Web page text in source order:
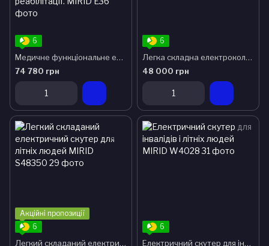
6
Медичне функціональне електроліжко з туалетом MIRID E36. Широке ліжко для інваліда. Ліжко для реабілітації.
74 780 грн
6
Легка складна електроколяска для інвалідів MIRID D6029 (Батарея ємкість 6Ач)
48 000 грн
Акційні пропозиції
6
Легкий складаний електричний скутер для літніх людей MIRID S48350
6
Електричний скутер для інвалідів і літніх людей MIRID W4028